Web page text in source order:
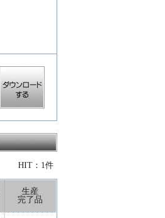
HIT：1件
生産
完了品